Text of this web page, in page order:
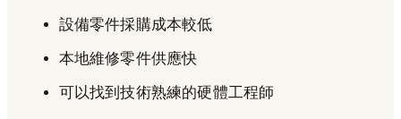
設備零件採購成本較低
本地維修零件供應快
可以找到技術熟練的硬體工程師